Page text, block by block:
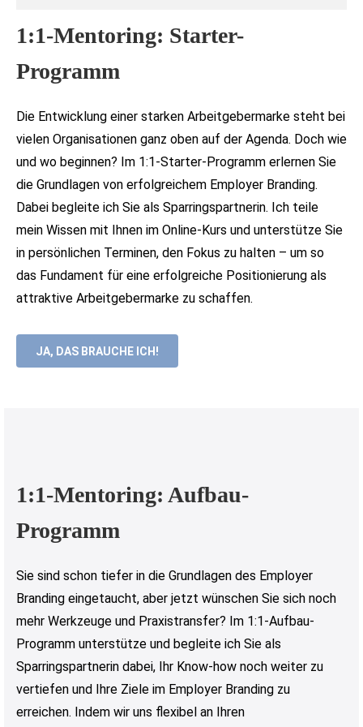
1:1-Mentoring: Starter-
Programm
Die Entwicklung einer starken Arbeitgebermarke steht bei
vielen Organisationen ganz oben auf der Agenda. Doch wie
und wo beginnen? Im 1:1-Starter-Programm erlernen Sie
die Grundlagen von erfolgreichem Employer Branding.
Dabei begleite ich Sie als Sparringspartnerin. Ich teile
mein Wissen mit Ihnen im Online-Kurs und unterstütze Sie
in persönlichen Terminen, den Fokus zu halten – um so
das Fundament für eine erfolgreiche Positionierung als
attraktive Arbeitgebermarke zu schaffen.
JA, DAS BRAUCHE ICH!
1:1-Mentoring: Aufbau-
Programm
Sie sind schon tiefer in die Grundlagen des Employer
Branding eingetaucht, aber jetzt wünschen Sie sich noch
mehr Werkzeuge und Praxistransfer? Im 1:1-Aufbau-
Programm unterstütze und begleite ich Sie als
Sparringspartnerin dabei, Ihr Know-how noch weiter zu
vertiefen und Ihre Ziele im Employer Branding zu
erreichen. Indem wir uns flexibel an Ihren